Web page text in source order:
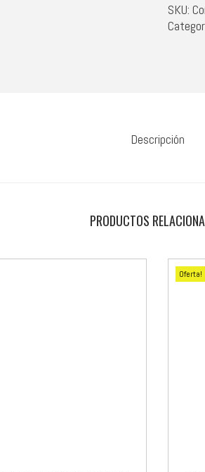
SKU:
Descripción
PRODUCTOS
Oferta!